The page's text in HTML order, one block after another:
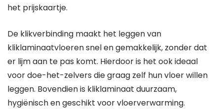
het prijskaartje.
De klikverbinding maakt het leggen van
kliklaminaatvloeren snel en gemakkelijk, zonder dat
er lijm aan te pas komt. Hierdoor is het ook ideaal
voor doe-het-zelvers die graag zelf hun vloer willen
leggen. Bovendien is kliklaminaat duurzaam,
hygiënisch en geschikt voor vloerverwarming.